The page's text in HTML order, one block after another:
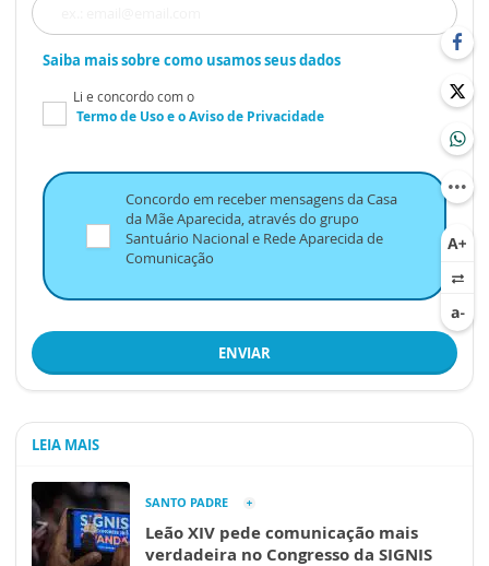
Saiba mais sobre como usamos seus dados
Li e concordo com o
Termo de Usoe oAviso de Privacidade
Concordo em receber mensagens da Casa
da Mãe Aparecida, através do grupo
Santuário Nacional e Rede Aparecida de
Comunicação
ENVIAR
LEIA MAIS
SANTO PADRE
Leão XIV pede comunicação mais
verdadeira no Congresso da SIGNIS